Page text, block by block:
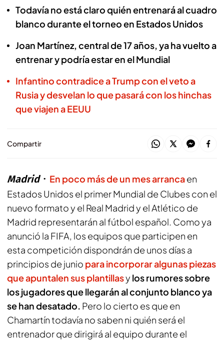
Todavía no está claro quién entrenará al cuadro
blanco durante el torneo en Estados Unidos
Joan Martínez, central de 17 años, ya ha vuelto a
entrenar y podría estar en el Mundial
Infantino contradice a Trump con el veto a
Rusia y desvelan lo que pasará con los hinchas
que viajen a EEUU
Compartir
Madrid En poco más de un mes arrancaen
Estados Unidos el primer Mundial de Clubes con el
nuevo formato y el Real Madrid y el Atlético de
Madrid representarán al fútbol español. Como ya
anunció la FIFA, los equipos que participen en
esta competición dispondrán de unos días a
principios de junio para incorporar algunas piezas
que apuntalen sus plantillasy los rumores sobre
los jugadores que llegarán al conjunto blanco ya
se han desatado. Pero lo cierto es que en
Chamartín todavía no saben ni quién será el
entrenador que dirigirá al equipo durante el